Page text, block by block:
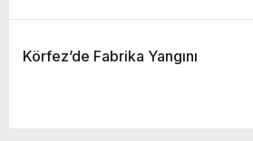
Körfez’de Fabrika Yangını